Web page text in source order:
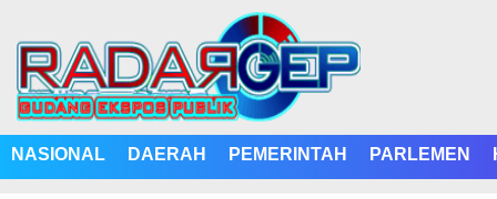
NASIONAL DAERAH PEMERINTAH PARLEMEN